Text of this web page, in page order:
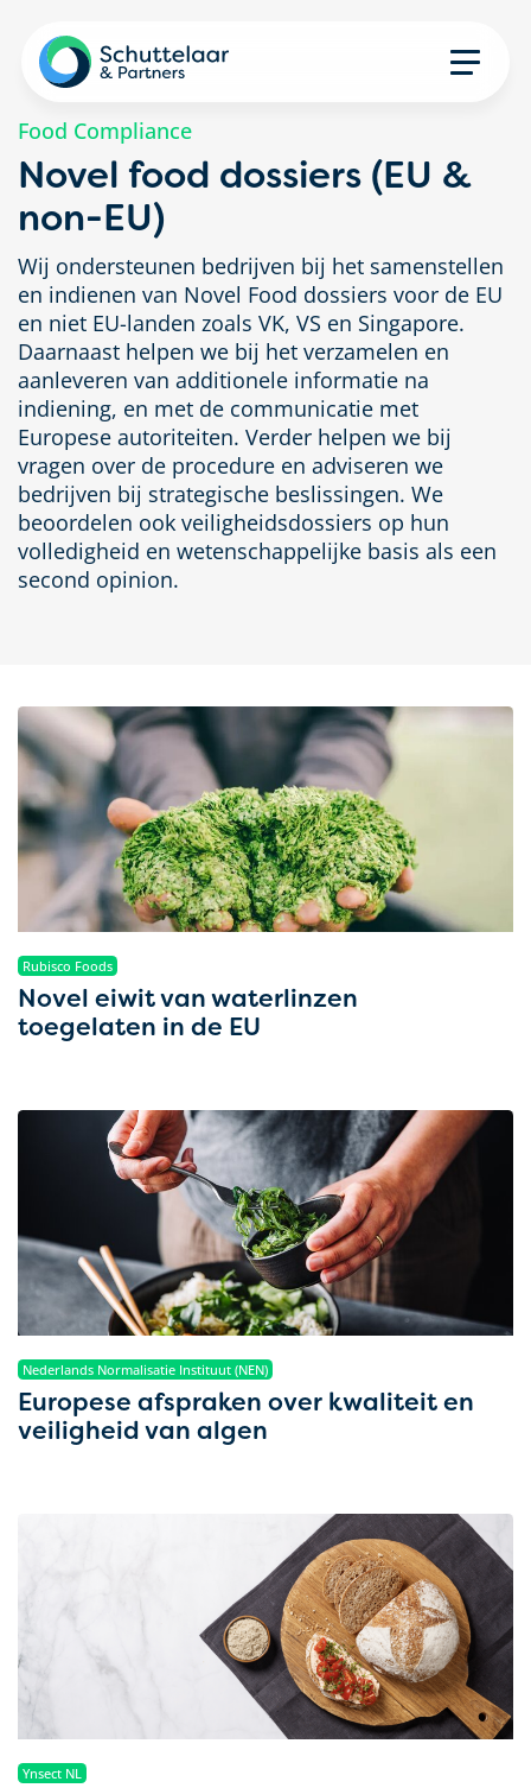
Food Compliance
Novel food dossiers (EU &
non-EU)
Wij ondersteunen bedrijven bij het samenstellen
en indienen van Novel Food dossiers voor de EU
en niet EU-landen zoals VK, VS en Singapore.
Daarnaast helpen we bij het verzamelen en
aanleveren van additionele informatie na
indiening, en met de communicatie met
Europese autoriteiten. Verder helpen we bij
vragen over de procedure en adviseren we
bedrijven bij strategische beslissingen. We
beoordelen ook veiligheidsdossiers op hun
volledigheid en wetenschappelijke basis als een
second opinion.
Rubisco Foods
Novel eiwit van waterlinzen
toegelaten in de EU
Nederlands Normalisatie Instituut (NEN)
Europese afspraken over kwaliteit en
veiligheid van algen
Ynsect NL